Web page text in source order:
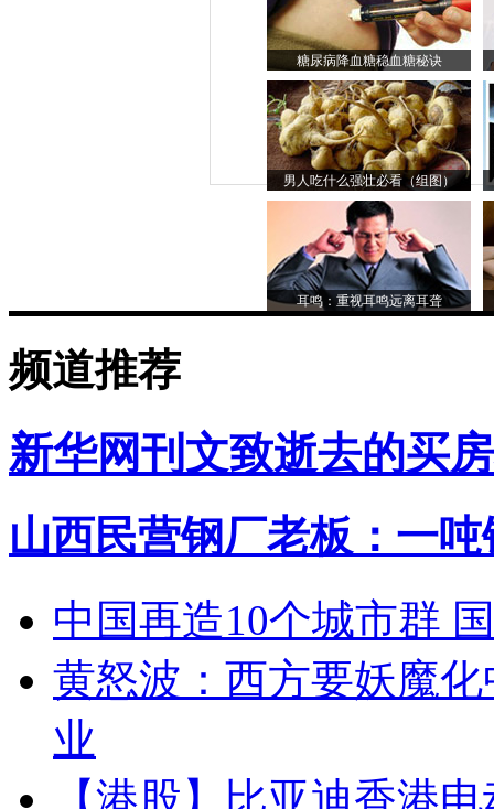
糖尿病降血糖稳血糖秘诀
男人吃什么强壮必看（组图）
耳鸣：重视耳鸣远离耳聋
频道推荐
新华网刊文致逝去的买
山西民营钢厂老板：一
中国再造10个城市群
黄怒波：西方要妖魔
业
【港股】 比亚迪香港